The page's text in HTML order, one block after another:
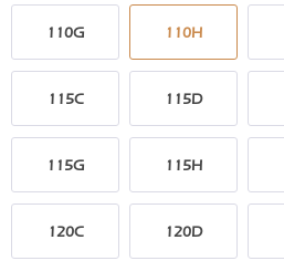
110G 110H
115C 115D
115G 115H
120C 120D